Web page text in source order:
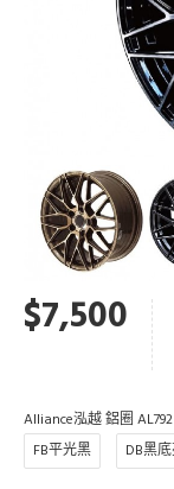
$7,500
Alliance泓越 鋁圈
FB平光黑
DB黑